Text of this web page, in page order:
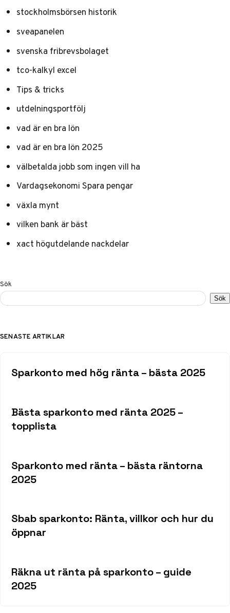
stockholmsbörsen historik
sveapanelen
svenska fribrevsbolaget
tco-kalkyl excel
Tips & tricks
utdelningsportfölj
vad är en bra lön
vad är en bra lön 2025
välbetalda jobb som ingen vill ha
Vardagsekonomi Spara pengar
växla mynt
vilken bank är bäst
xact högutdelande nackdelar
Sök
Sök
SENASTE ARTIKLAR
Sparkonto med hög ränta – bästa 2025
Bästa sparkonto med ränta 2025 –
topplista
Sparkonto med ränta – bästa räntorna
2025
Sbab sparkonto: Ränta, villkor och hur du
öppnar
Räkna ut ränta på sparkonto – guide
2025